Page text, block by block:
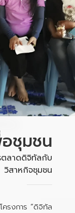
ชุมชน
ตลาดดิจิทัลกับ
วิสาหกิจชุมชน
ครงการ “ดิจิทัล